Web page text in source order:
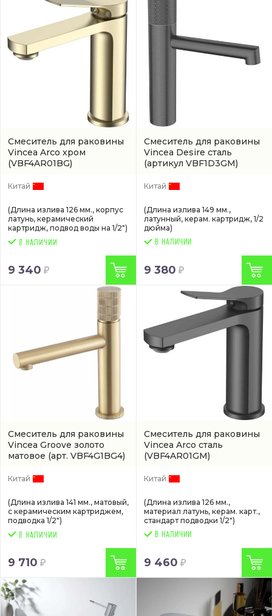
Смеситель для раковины
Vincea Arco хром
(VBF4AR01BG)
Китай
(Длина излива 126 мм., корпус
латунь, керамический
картридж, подвод воды на 1/2")
9 340
Смеситель для раковины
Vincea Desire сталь
(артикул VBF1D3GM)
Китай
(Длина излива 149 мм.,
латунный, керам. картридж, 1/2
дюйма)
В НАЛИЧИИ
9 380
Смеситель для раковины
Vincea Groove золото
матовое (арт. VBF4G1BG4)
Китай
(Длина излива 141 мм., матовый,
с керамическим картриджем,
подводка 1/2")
9 710
Смеситель для раковины
Vincea Arco сталь
(VBF4AR01GM)
Китай
(Длина излива 126 мм.,
материал латунь, керам. карт.,
стандарт подводки 1/2")
В НАЛИЧИИ
9 460